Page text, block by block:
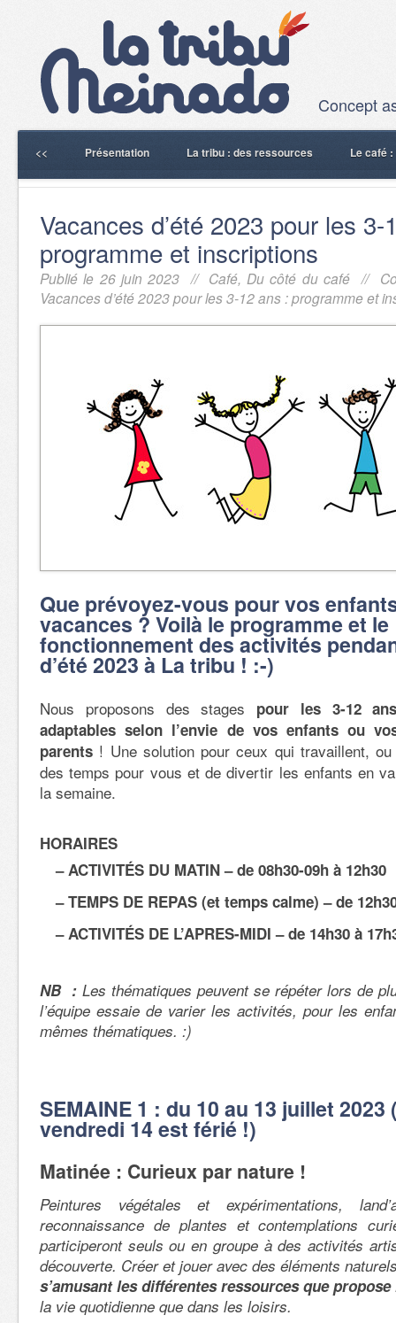
Concept
<< Présentation La tribu : des ressources Le café
Vacances d’été 2023 pour les 3-
programme et inscriptions
Publié le 26 juin 2023 // Café, Du côté du café //
Vacances d’été 2023 pour les 3-12 ans : programme et
Que prévoyez-vous pour vos
vacances ? Voilà le programme et le
fonctionnement des activités
d’été 2023 à La tribu ! :-)
Nous proposons des stages pour les 3-12
adaptables selon l’envie de vos enfants ou
parents ! Une solution pour ceux qui travaillent, ou
des temps pour vous et de divertir les enfants en
la semaine.
HORAIRES
– ACTIVITÉS DU MATIN – de 08h30-09h à 12h30
– TEMPS DE REPAS (et temps calme) – de
– ACTIVITÉS DE L’APRES-MIDI – de 14h30 à
NB : Les thématiques peuvent se répéter lors de
l’équipe essaie de varier les activités, pour les
mêmes thématiques. :)
SEMAINE 1 : du 10 au 13 juillet
vendredi 14 est férié !)
Matinée : Curieux par nature !
Peintures végétales et expérimentations,
reconnaissance de plantes et contemplations
participeront seuls ou en groupe à des activités
découverte. Créer et jouer avec des éléments
s’amusant les différentes ressources que
la vie quotidienne que dans les loisirs.